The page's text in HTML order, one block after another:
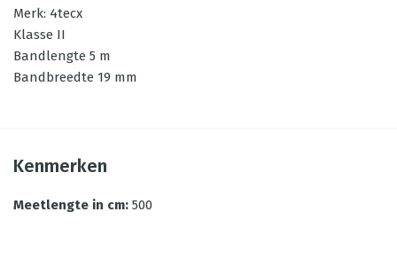
Merk: 4tecx
Klasse II
Bandlengte 5 m
Bandbreedte 19 mm
Kenmerken
Meetlengte in cm: 500